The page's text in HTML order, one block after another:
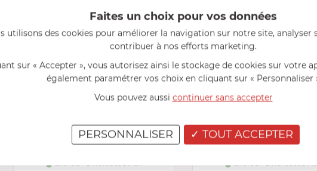
CRISTEL
Poêle 24 cm Inox Casteline
EN STOCK - ENVOI SOUS 24/48H
CRISTEL
Poêle 26 cm Inox
EN STOCK - ENVOI SOUS 24/
Faites un choix pour vos données
utilisons des cookies pour améliorer la navigation sur notre site, analyser
contribuer à nos efforts marketing.
sur « Accepter », vous autorisez ainsi le stockage de cookies sur votre
également paramétrer vos choix en cliquant sur « Personnaliser
Vous pouvez aussi continuer sans accepter
TOUT ACCEPTER
PERSONNALISER